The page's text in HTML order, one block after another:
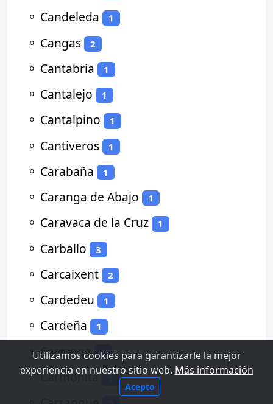
⚬ Candeleda 1
⚬ Cangas 2
⚬ Cantabria 1
⚬ Cantalejo 1
⚬ Cantalpino 1
⚬ Cantiveros 1
⚬ Carabaña 1
⚬ Caranga de Abajo 1
⚬ Caravaca de la Cruz 1
⚬ Carballo 3
⚬ Carcaixent 2
⚬ Cardedeu 1
⚬ Cardeña 1
⚬Carmona 1
⚬Carmonita 1
Utilizamos cookies para garantizarle la mejor
experiencia en nuestro sitio web. Más información
Acepto